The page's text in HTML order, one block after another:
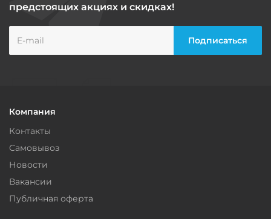
предстоящих акциях и скидках!
Компания
Контакты
Самовывоз
Новости
Вакансии
Публичная оферта